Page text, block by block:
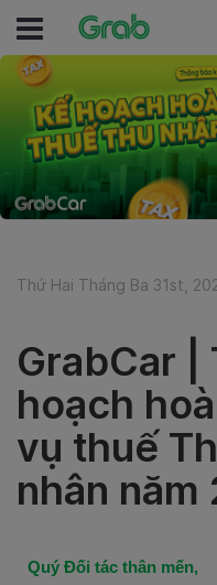
Thứ Hai Tháng Ba 31st,
GrabCar |
hoạch
vụ thuế
nhân năm
Quý Đối tác thân mến,